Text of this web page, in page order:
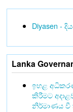
Diyasen -
Lanka
ඉහළ
කිරීමට
නිර්මාණය වී